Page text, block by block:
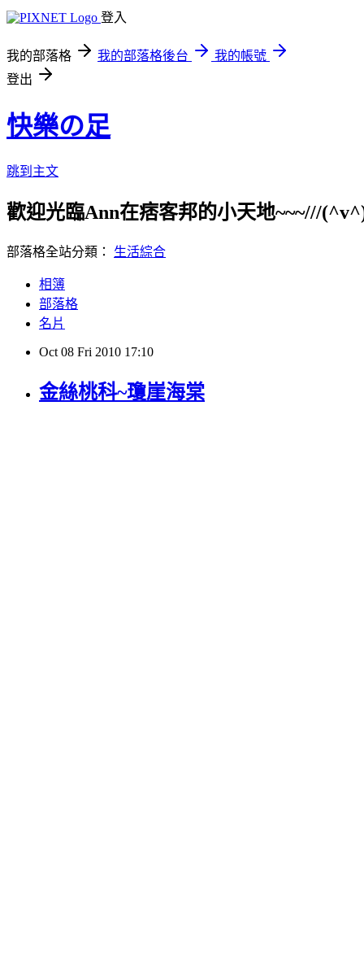
登入
我的部落格 我的部落格後台
我的帳號
登出
快樂の足
跳到主文
歡迎光臨Ann在痞客邦的小天地~~~///
部落格全站分類： 生活綜合
相簿
部落格
名片
Oct 08 Fri 2010 17:10
金絲桃科~瓊崖海棠